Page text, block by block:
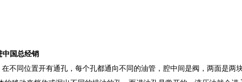
中国总经销
不同位置开有通孔，每个孔都通向不同的油管，腔中间是阀，两面是两